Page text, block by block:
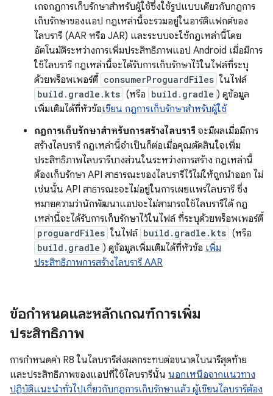
เกจกฎการเก็บรักษาสำหรับผู้ใช้ซึ่งใช้รูปแบบเดียวกับกฎการ
เก็บรักษาของแอป กฎเหล่านี้จะรวมอยู่ในอาร์ติแฟกต์ของ
ไลบรารี (AAR หรือ JAR) และระบบจะใช้กฎเหล่านี้โดย
อัตโนมัติระหว่างการเพิ่มประสิทธิภาพแอป Android เมื่อมีการ
ใช้ไลบรารี กฎเหล่านี้จะได้รับการเก็บรักษาไว้ในไฟล์ที่ระบุ
ด้วยพร็อพเพอร์ตี้ consumerProguardFiles ในไฟล์
build.gradle.kts (หรือ build.gradle ) ดูข้อมูล
เพิ่มเติมได้ที่หัวข้อเขียน กฎการเก็บรักษาสำหรับผู้ใช้
กฎการเก็บรักษาสำหรับการสร้างไลบรารี จะมีผลเมื่อมีการ
สร้างไลบรารี กฎเหล่านี้จำเป็นก็ต่อเมื่อคุณตัดสินใจเพิ่ม
ประสิทธิภาพไลบรารีบางส่วนในระหว่างการสร้าง กฎเหล่านี้
ต้องเก็บรักษา API สาธารณะของไลบรารีไว้ไม่ให้ถูกนำออก ไม่
เช่นนั้น API สาธารณะจะไม่อยู่ในการเผยแพร่ไลบรารี ซึ่ง
หมายความว่านักพัฒนาแอปจะไม่สามารถใช้ไลบรารีได้ กฎ
เหล่านี้จะได้รับการเก็บรักษาไว้ในไฟล์ ที่ระบุด้วยพร็อพเพอร์ตี้
proguardFiles ในไฟล์ build.gradle.kts (หรือ
build.gradle ) ดูข้อมูลเพิ่มเติมได้ที่หัวข้อ เพิ่ม
ประสิทธิภาพการสร้างไลบรารี AAR
ข้อกำหนดและหลักเกณฑ์การเพิ่ม
ประสิทธิภาพ
การกำหนดค่า R8 ในไลบรารีส่งผลกระทบต่อขนาดไบนารีสุดท้าย
และประสิทธิภาพของแอปที่ใช้ไลบรารีนั้น นอกเหนือจากแนวทาง
ปฏิบัติแนะนำทั่วไปเกี่ยวกับกฎการเก็บรักษาแล้ว ผู้เขียนไลบรารีต้อง